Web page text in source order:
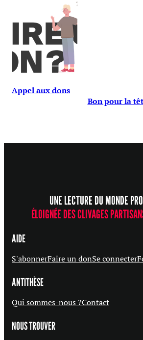
Appel aux dons
Bon pour la
UNE LECTURE DU MONDE
ÉLOIGNÉE DES CLIVAGES
AIDE
S'abonnerFaire un donSe connecter
ANTITHÈSE
Qui sommes-nous ?Contact
NOUS TROUVER